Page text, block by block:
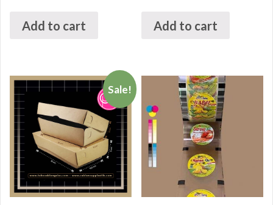
Add to cart Add to cart
Sale!